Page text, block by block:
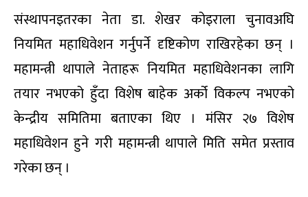
संस्थापनइतरका नेता डा. शेखर कोइराला चुनावअघि
नियमित महाधिवेशन गर्नुपर्ने दृष्टिकोण राखिरहेका छन् ।
महामन्त्री थापाले नेताहरू नियमित महाधिवेशनका लागि
तयार नभएको हुँदा विशेष बाहेक अर्को विकल्प नभएको
केन्द्रीय समितिमा बताएका थिए । मंसिर २७ विशेष
महाधिवेशन हुने गरी महामन्त्री थापाले मिति समेत प्रस्ताव
गरेका छन् ।